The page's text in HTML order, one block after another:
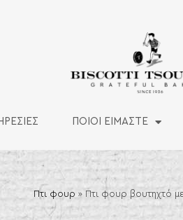
ΠΟΙΟΙ ΕΙΜΑΣΤΕ
Πτι φουρ » Πτι φουρ βουτηχτό